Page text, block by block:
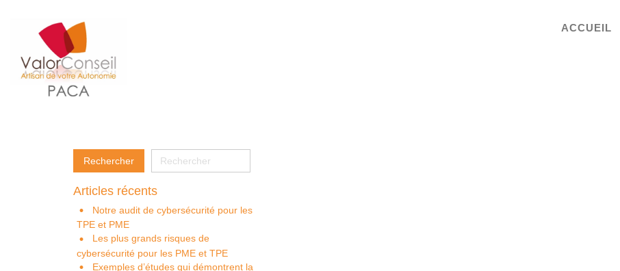
ACCUEIL
Articles récents
Notre audit de cybersécurité pour les
TPE et PME
Les plus grands risques de
cybersécurité pour les PME et TPE
Exemples d’études qui démontrent la